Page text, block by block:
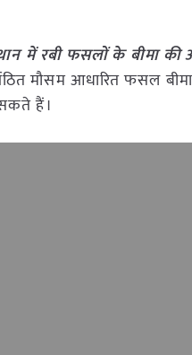
में रबी फसलों के बीमा की
मौसम आधारित फसल
हैं।